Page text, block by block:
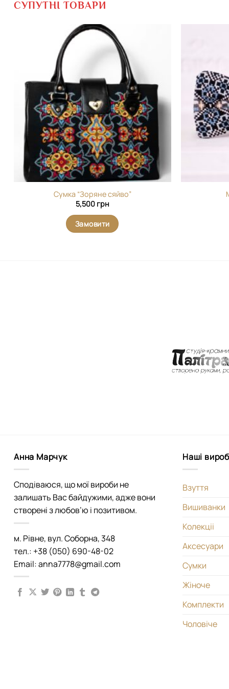
СУПУТНІ ТОВАРИ
Сумка “Зоряне сяйво”
5,500 грн
Замовити
Анна Марчук
Сподіваюся, що мої вироби не
залишать Вас байдужими, адже вони
створені з любов’ю і позитивом.
м. Рівне, вул. Соборна, 348
тел.: +38 (050) 690-48-02
Email: anna7778@gmail.com
Наші
Взуття
Вишиванки
Колекціі
Аксесуари
Сумки
Жіноче
Комплекти
Чоловіче